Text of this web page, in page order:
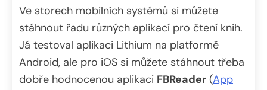
Ve storech mobilních systémů si můžete
stáhnout řadu různých aplikací pro čtení knih.
Já testoval aplikaci Lithium na platformě
Android, ale pro iOS si můžete stáhnout třeba
dobře hodnocenou aplikaci FBReader (App